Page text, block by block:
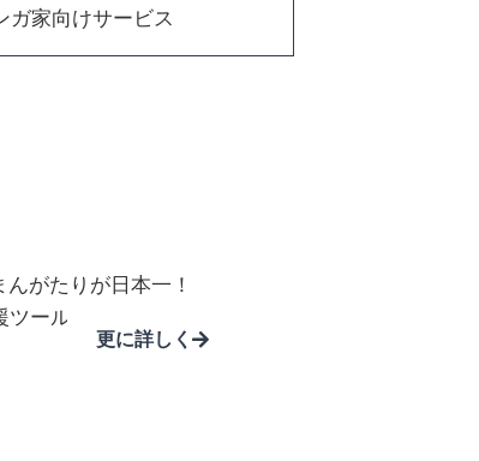
ガ家向けサービス
がたりが日本一！
ールに。
更に詳しく